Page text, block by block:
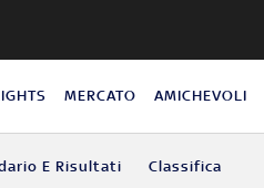
MERCATO AMICHEVOLI
E Risultati Classifica